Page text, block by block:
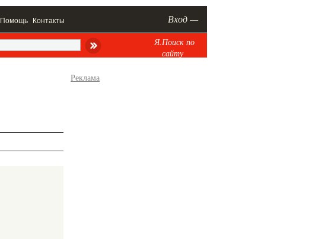
Помощь Контакты Вход —
Я.Поиск по
сайту
Реклама